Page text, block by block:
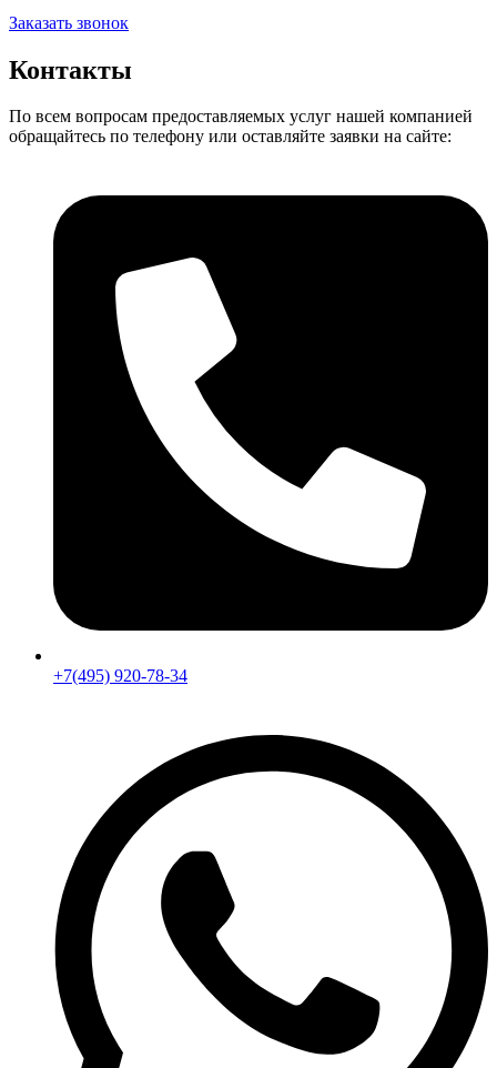
Заказать звонок
Контакты
По всем вопросам предоставляемых услуг нашей компанией
обращайтесь по телефону или оставляйте заявки на сайте:
+7(495) 920-78-34